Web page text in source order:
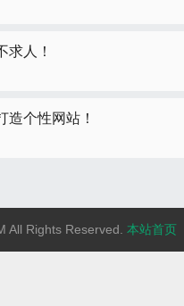
求人！
造个性网站！
All Rights Reserved. 本站首页